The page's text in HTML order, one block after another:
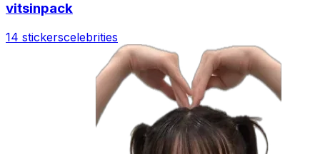
vitsinpack
14 stickerscelebrities